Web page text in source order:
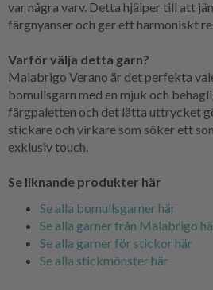
var några varv. Detta hjälper till att
färgnyanser och ger ett harmoniskt
Varför välja detta garn?
Malabrigo Verano är det perfekta
bomullsgarn med en mjuk och
färgpaletten och det lätta uttrycket
stickare och virkare som söker ett
exklusiv touch.
Se liknande produkter här
Se alla bomullsgarner här
Se alla garner från Malabrigo
Se alla garner för stickor här
Se alla stickmönster här